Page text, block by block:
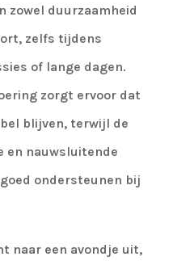
zowel duurzaamheid
zelfs tijdens
of lange dagen.
zorgt ervoor dat
blijven, terwijl de
en nauwsluitende
ondersteunen bij
naar een avondje uit,